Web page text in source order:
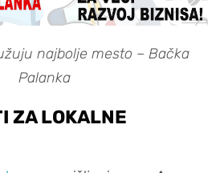
najbolje mesto – Bačka
Palanka
ZA LOKALNE